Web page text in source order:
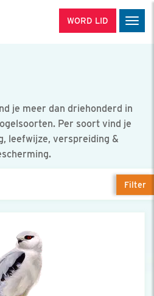
WORD LID
je meer dan driehonderd in
Per soort vind je
leefwijze, verspreiding &
Filter